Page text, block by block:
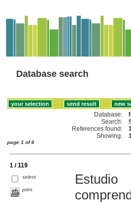
Database search
Database:
Search:
References found:
Showing:
page 1 of 6
1 / 119
select
print